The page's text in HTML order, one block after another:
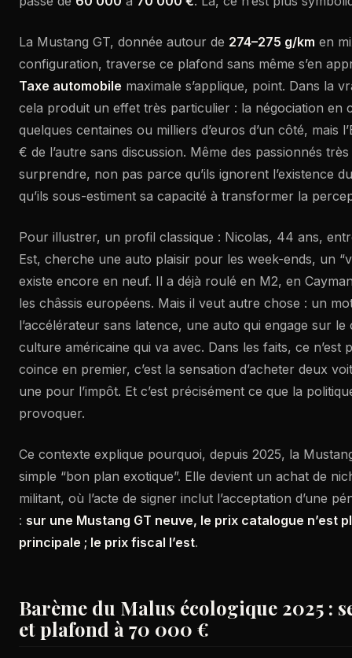
La Mustang GT, donnée autour de 274–275 g/km en
configuration, traverse ce plafond sans même s’en
Taxe automobile maximale s’applique, point. Dans la
cela produit un effet très particulier : la négociation en
quelques centaines ou milliers d’euros d’un côté, mais
€ de l’autre sans discussion. Même des passionnés
surprendre, non pas parce qu’ils ignorent l’existence
qu’ils sous-estiment sa capacité à transformer la
Pour illustrer, un profil classique : Nicolas, 44 ans,
Est, cherche une auto plaisir pour les week-ends, un
existe encore en neuf. Il a déjà roulé en M2, en
les châssis européens. Mais il veut autre chose : un
l’accélérateur sans latence, une auto qui engage sur
culture américaine qui va avec. Dans les faits, ce n’est
coince en premier, c’est la sensation d’acheter deux
une pour l’impôt. Et c’est précisément ce que la
provoquer.
Ce contexte explique pourquoi, depuis 2025, la
simple “bon plan exotique”. Elle devient un achat de
militant, où l’acte de signer inclut l’acceptation d’une
: sur une Mustang GT neuve, le prix catalogue n’est
principale ; le prix fiscal l’est.
Barème du Malus écologique 2025 :
et plafond à 70 000 €